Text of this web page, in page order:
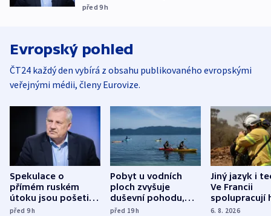
před 9h
Evropský pohled
ČT24 každý den vybírá z obsahu publikovaného evropskými
veřejnými médii, členy Eurovize.
Spekulace o
přímém ruském
útoku jsou pošetilé,
míní estonský
před 9h
Pobyt u vodních
ploch zvyšuje
duševní pohodu,
ukázala
před 19h
Jiný jazyk i
Ve Francii
spolupracují
různých zemí
6. 8. 2026